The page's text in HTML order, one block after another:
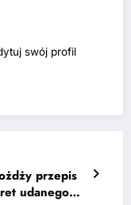
swój profil
przepis
udanego